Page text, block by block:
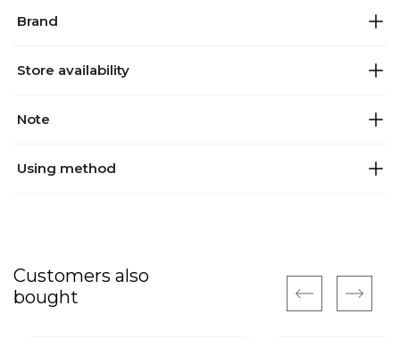
Brand
Store availability
Note
Using method
Customers also
bought